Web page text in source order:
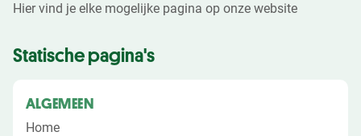
Hier vind je elke mogelijke pagina op onze website
Statische pagina's
ALGEMEEN
Home